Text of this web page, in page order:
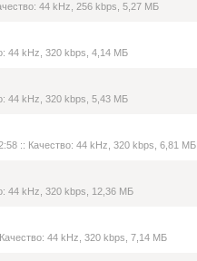
44 kHz, 256 kbps, 5,27 МБ
44 kHz, 320 kbps, 4,14 МБ
44 kHz, 320 kbps, 5,43 МБ
:: Качество: 44 kHz, 320 kbps, 6,81 МБ
44 kHz, 320 kbps, 12,36 МБ
44 kHz, 320 kbps, 7,14 МБ